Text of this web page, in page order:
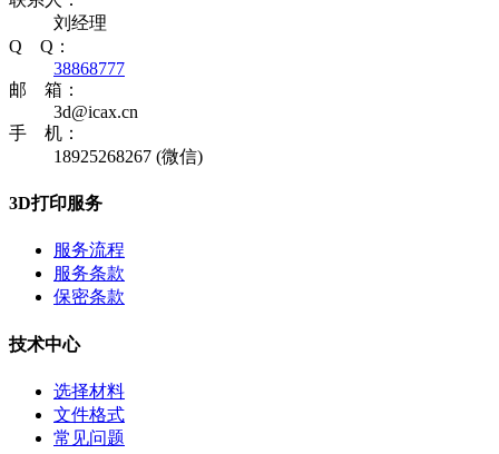
刘经理
Q Q：
38868777
邮 箱：
3d@icax.cn
手 机：
18925268267 (微信)
3D打印服务
服务流程
服务条款
保密条款
技术中心
选择材料
文件格式
常见问题